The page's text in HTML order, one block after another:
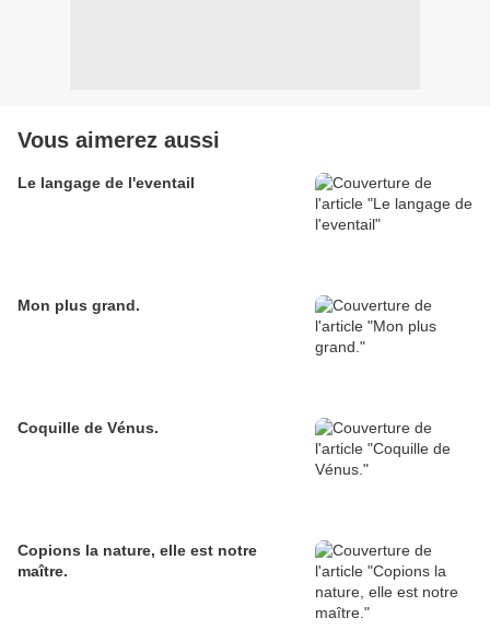
Vous aimerez aussi
Le langage de l'eventail
Mon plus grand.
Coquille de Vénus.
Copions la nature, elle est notre
maître.